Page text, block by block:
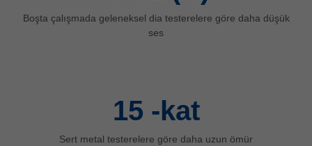
Boşta çalışmada geleneksel dia testerelere göre daha düşük
ses
15 -kat
Sert metal testerelere göre daha uzun ömür